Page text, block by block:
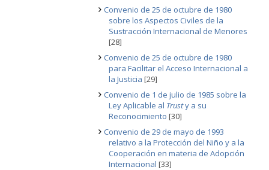
Convenio de 25 de octubre de 1980
sobre los Aspectos Civiles de la
Sustracción Internacional de Menores
[28]
Convenio de 25 de octubre de 1980
para Facilitar el Acceso Internacional a
la Justicia [29]
Convenio de 1 de julio de 1985 sobre la
Ley Aplicable al Trusty a su
Reconocimiento [30]
Convenio de 29 de mayo de 1993
relativo a la Protección del Niño y a la
Cooperación en materia de Adopción
Internacional [33]